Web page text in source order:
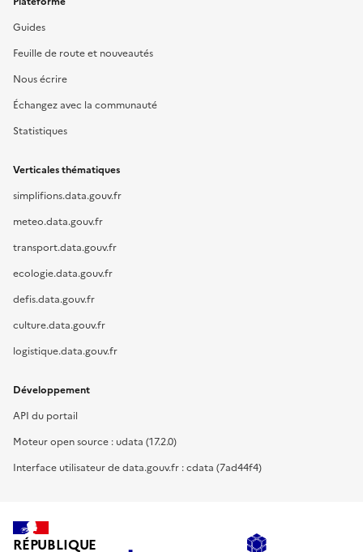
Guides
Feuille de route et nouveautés
Nous écrire
Échangez avec la communauté
Statistiques
Verticales thématiques
simplifions.data.gouv.fr
meteo.data.gouv.fr
transport.data.gouv.fr
ecologie.data.gouv.fr
defis.data.gouv.fr
culture.data.gouv.fr
logistique.data.gouv.fr
Développement
API du portail
Moteur open source : udata (17.2.0)
Interface utilisateur de data.gouv.fr : cdata (7ad44f4)
RÉPUBLIQUE